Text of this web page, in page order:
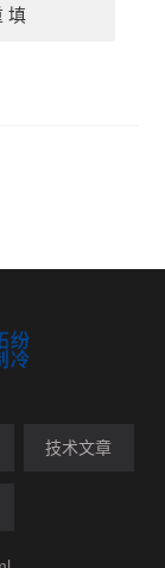
技术文章